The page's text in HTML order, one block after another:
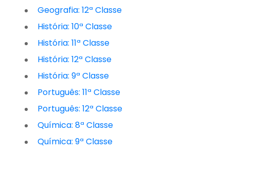
Geografia: 12ª Classe
História: 10ª Classe
História: 11ª Classe
História: 12ª Classe
História: 9ª Classe
Português: 11ª Classe
Português: 12ª Classe
Química: 8ª Classe
Química: 9ª Classe